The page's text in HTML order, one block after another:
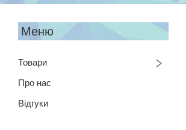
Товари
Про нас
Відгуки